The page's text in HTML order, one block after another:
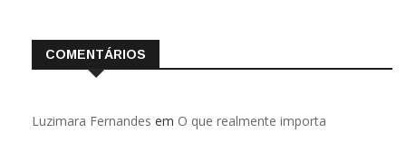
COMENTÁRIOS
Luzimara Fernandes em O que realmente importa